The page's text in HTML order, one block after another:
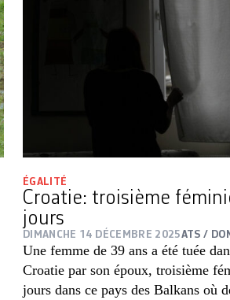
ÉGALITÉ
Croatie: troisième
jours
DIMANCHE 14 DÉCEMBRE 2025ATS /
Une femme de 39 ans a été tuée
Croatie par son époux, troisième
jours dans ce pays des Balkans où